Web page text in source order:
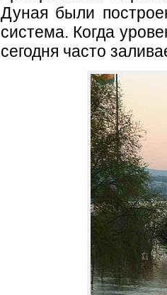
Дуная были
система. Когда
сегодня часто